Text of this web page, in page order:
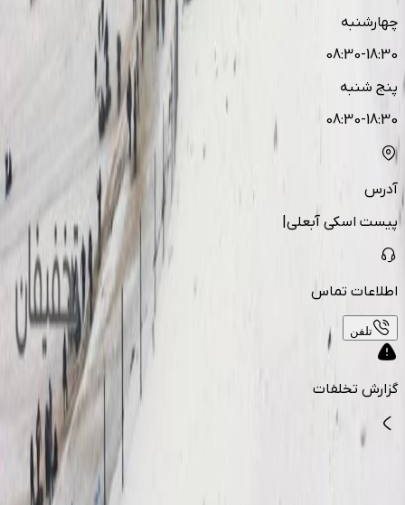
چهارشنبه
08:30-18:30
پنج شنبه
08:30-18:30
آدرس
پیست اسکی آبعلی|
اطلاعات تماس
تلفن
گزارش تخلفات